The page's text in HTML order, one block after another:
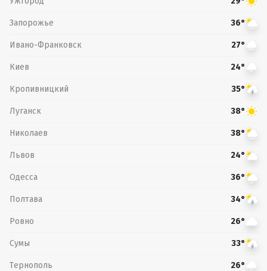
Запорожье 36°
Ивано-Франковск 27°
Киев 24°
Кропивницкий 35°
Луганск 38°
Николаев 38°
Львов 24°
Одесса 36°
Полтава 34°
Ровно 26°
Сумы 33°
Тернополь 26°